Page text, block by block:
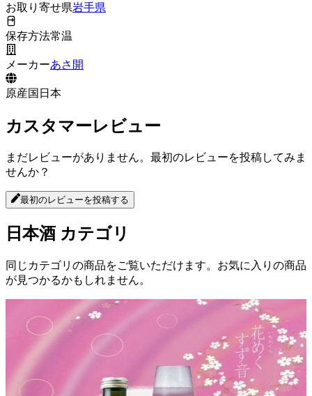
お取り寄せ県岩手県
保存方法常温
メーカーあさ開
原産国 日本
カスタマーレビュー
まだレビューがありません。最初のレビューを投稿してみま
せんか？
最初のレビューを投稿する
日本酒 カテゴリ
同じカテゴリの商品をご覧いただけます。お気に入りの商品
が見つかるかもしれません。